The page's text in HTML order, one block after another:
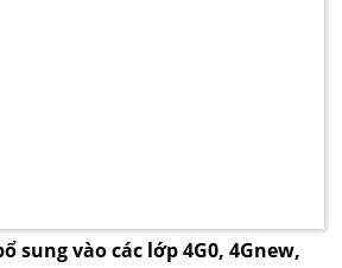
sung vào các lớp 4G0, 4Gnew,